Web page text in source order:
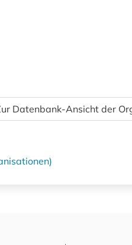
Datenbank-Ansicht der